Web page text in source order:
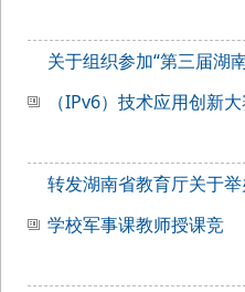
关于组织参加“第三届湖
（IPv6）技术应用创新大
转发湖南省教育厅关于
学校军事课教师授课竞